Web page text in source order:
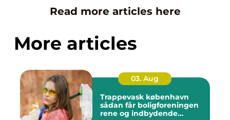
Read more articles here
More articles
03. Aug
Trappevask københavn
sådan får boligforeningen
rene og indbydende